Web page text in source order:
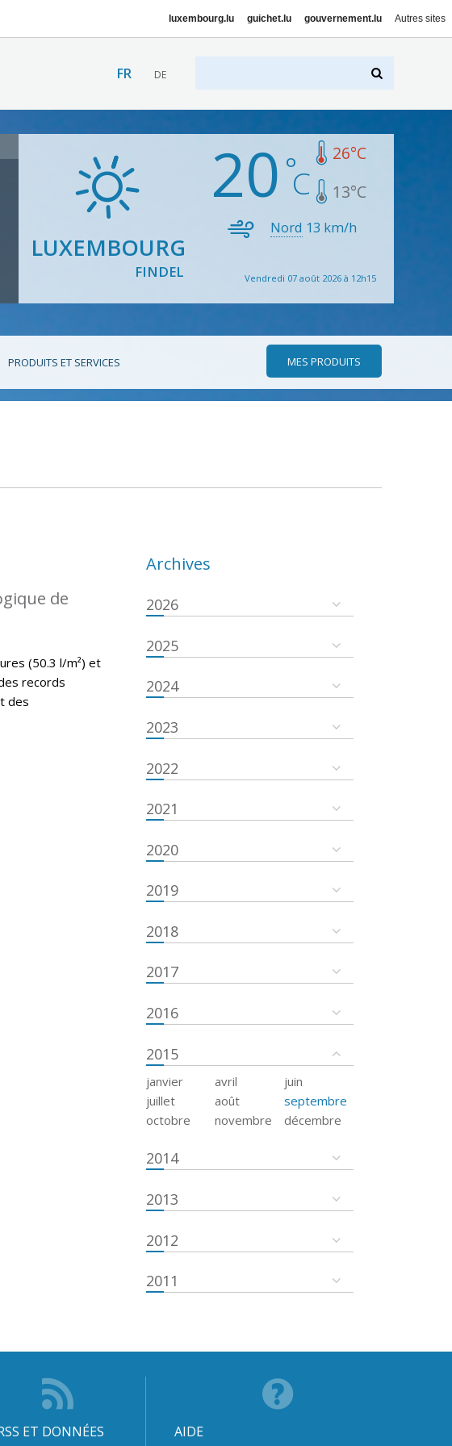
luxembourg.lu guichet.lu gouvernement.lu Autres sites
FR DE
LUXEMBOURG
FINDEL
20 26°C
13°C
Nord 13 km/h
Vendredi 07 août 2026 à 12h15
PRODUITS ET SERVICES MES PRODUITS
de
(50.3 l/m²) et
records
des
Archives
2026
2025
2024
2023
2022
2021
2020
2019
2018
2017
2016
2015
janvier avril
juin
juillet
août
septembre
octobre
novembre décembre
2014
2013
2012
2011
ET DONNÉES AIDE